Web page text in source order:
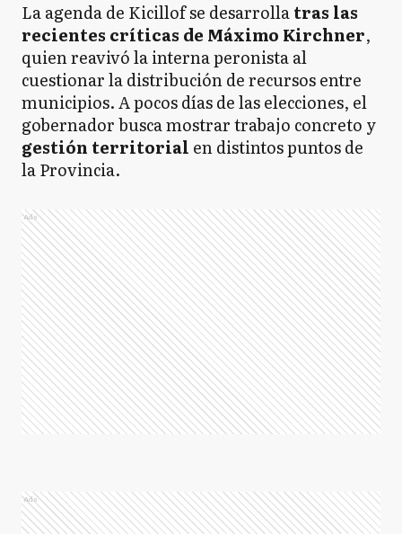
La agenda de Kicillof se desarrollatras las
recientes críticas de Máximo Kirchner,
quien reavivó la interna peronista al
cuestionar la distribución de recursos entre
municipios. A pocos días de las elecciones, el
gobernador busca mostrar trabajo concreto y
gestión territorial en distintos puntos de
la Provincia.
Ads
Ads